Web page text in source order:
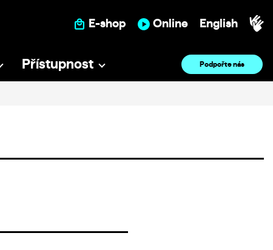
E-shop Online English
Přístupnost Podpořte nás